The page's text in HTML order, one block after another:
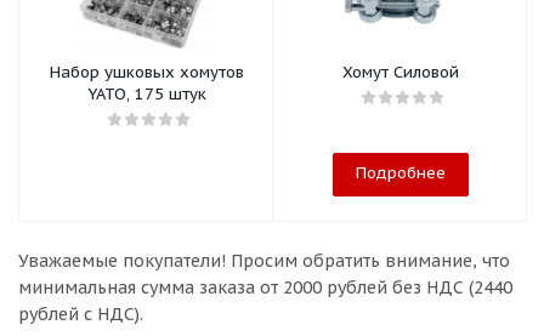
Набор ушковых хомутов
YATO, 175 штук
Хомут Силовой
Подробнее
Уважаемые покупатели! Просим обратить внимание, что
минимальная сумма заказа от 2000 рублей без НДС (2440
рублей с НДС).